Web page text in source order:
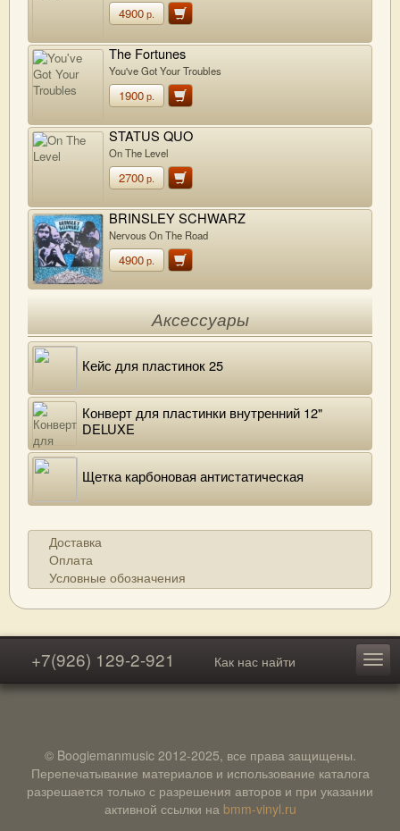
4900р.
The Fortunes
You've Got Your Troubles
1900р.
STATUS QUO
On The Level
2700р.
BRINSLEY SCHWARZ
Nervous On The Road
4900р.
Аксессуары
Кейс для пластинок 25
Конверт для пластинки внутренний 12"
DELUXE
Щетка карбоновая антистатическая
Доставка
Оплата
Условные обозначения
+7(926) 129-2-921 Как нас найти
© Boogiemanmusic 2012-2025, все права защищены.
Перепечатывание материалов и использование каталога
разрешается только с разрешения авторов и при указании
активной ссылки на bmm-vinyl.ru